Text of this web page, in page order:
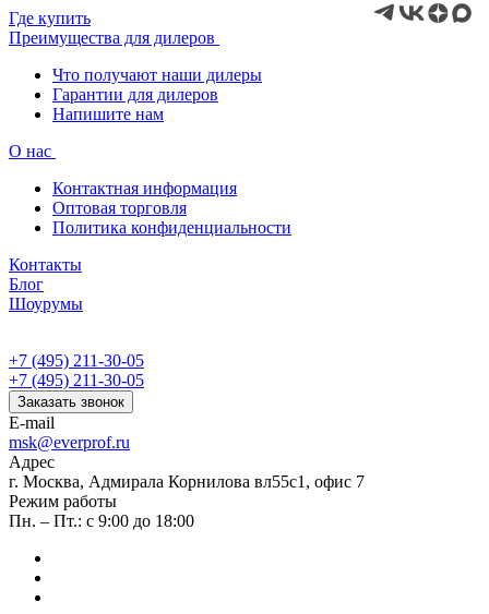
Где купить
Преимущества для дилеров
Что получают наши дилеры
Гарантии для дилеров
Напишите нам
О нас
Контактная информация
Оптовая торговля
Политика конфиденциальности
Контакты
Блог
Шоурумы
+7 (495) 211-30-05
+7 (495) 211-30-05
Заказать звонок
E-mail
msk@everprof.ru
Адрес
г. Москва, Адмирала Корнилова вл55с1, офис 7
Режим работы
Пн. – Пт.: с 9:00 до 18:00